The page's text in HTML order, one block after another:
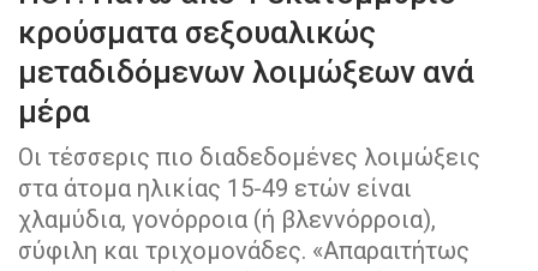
κρούσματα σεξουαλικώς
μεταδιδόμενων λοιμώξεων ανά
μέρα
Οι τέσσερις πιο διαδεδομένες λοιμώξεις
στα άτομα ηλικίας 15-49 ετών είναι
χλαμύδια, γονόρροια (ή βλεννόρροια),
σύφιλη και τριχομονάδες. «Απαραιτήτως